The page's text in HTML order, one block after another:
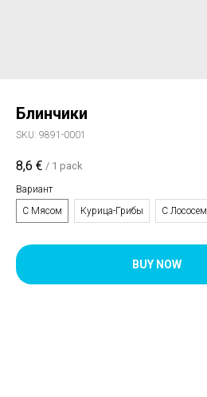
Блинчики
SKU: 9891-0001
8,6 € / 1 pack
Вариант
С Мясом
Курица-Грибы С Лососем
BUY NOW